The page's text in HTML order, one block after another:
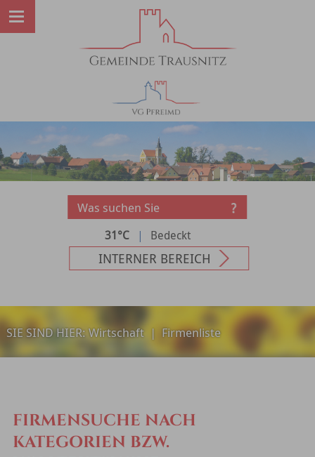
31°C | Bedeckt
INTERNER BEREICH
SIE SIND HIER:Wirtschaft| Firmenliste
FIRMENSUCHE NACH
KATEGORIEN BZW.